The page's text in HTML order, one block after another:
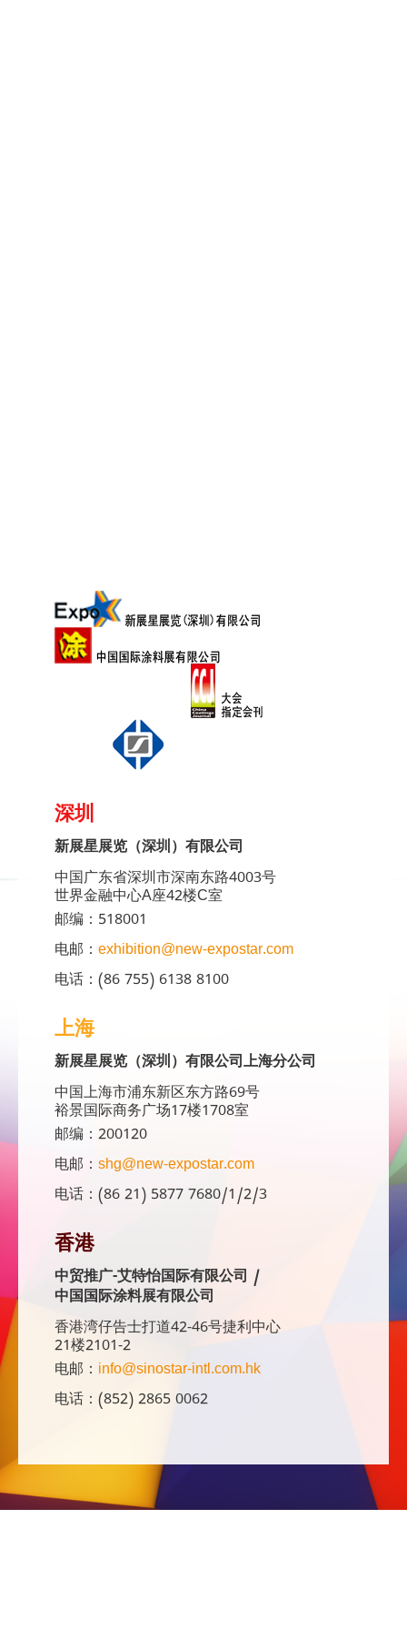
深圳
新展星展览（深圳）有限公司
中国广东省深圳市深南东路4003号
世界金融中心A座42楼C室
邮编：518001
电邮： exhibition@new-expostar.com
电话：(86 755) 6138 8100
上海
新展星展览（深圳）有限公司上海分公司
中国上海市浦东新区东方路69号
裕景国际商务广场17楼1708室
邮编：200120
电邮： shg@new-expostar.com
电话：(86 21) 5877 7680/1/2/3
香港
中贸推广-艾特怡国际有限公司 /
中国国际涂料展有限公司
香港湾仔告士打道42-46号捷利中心
21楼2101-2
电邮： info@sinostar-intl.com.hk
电话：(852) 2865 0062